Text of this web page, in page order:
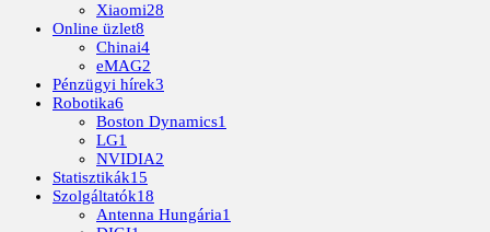
Xiaomi28
Online üzlet8
Chinai4
eMAG2
Pénzügyi hírek3
Robotika6
Boston Dynamics1
LG1
NVIDIA2
Statisztikák15
Szolgáltatók18
Antenna Hungária1